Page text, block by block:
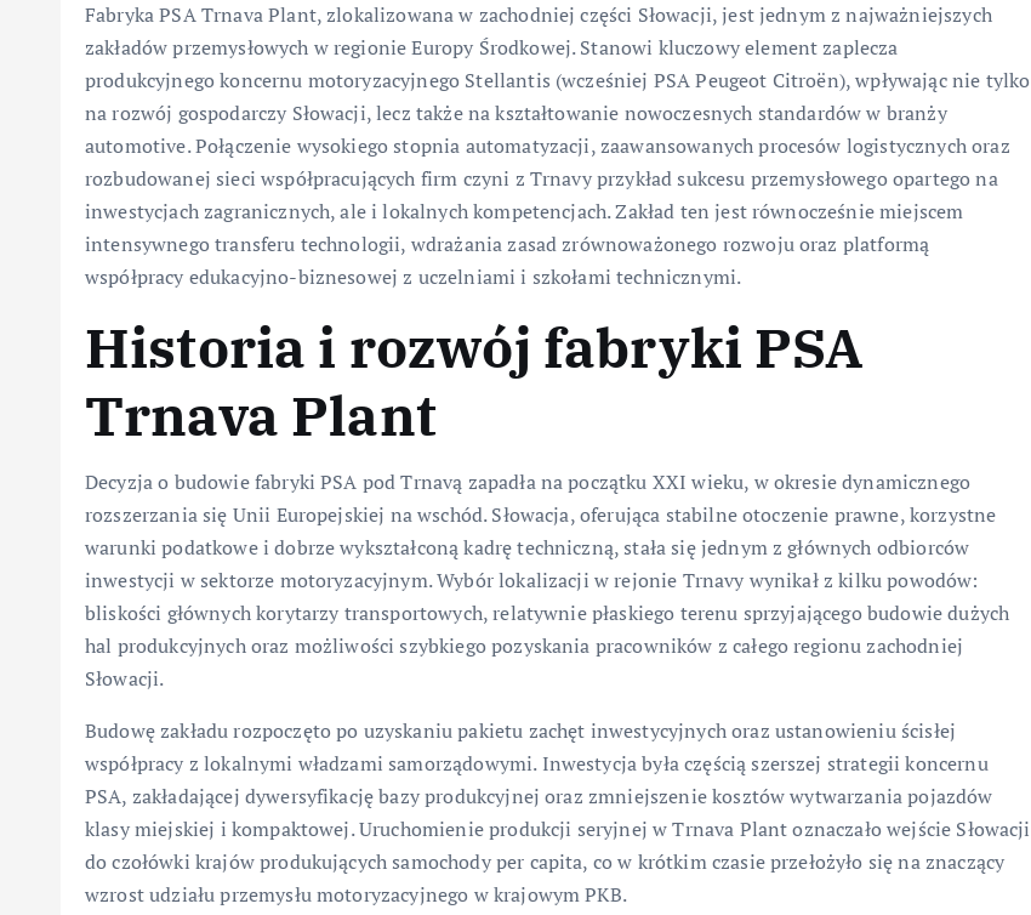
Fabryka PSA Trnava Plant, zlokalizowana w zachodniej części Słowacji, jest jednym z najważniejszych
zakładów przemysłowych w regionie Europy Środkowej. Stanowi kluczowy element zaplecza
produkcyjnego koncernu motoryzacyjnego Stellantis (wcześniej PSA Peugeot Citroën), wpływając nie tylko
na rozwój gospodarczy Słowacji, lecz także na kształtowanie nowoczesnych standardów w branży
automotive. Połączenie wysokiego stopnia automatyzacji, zaawansowanych procesów logistycznych oraz
rozbudowanej sieci współpracujących firm czyni z Trnavy przykład sukcesu przemysłowego opartego na
inwestycjach zagranicznych, ale i lokalnych kompetencjach. Zakład ten jest równocześnie miejscem
intensywnego transferu technologii, wdrażania zasad zrównoważonego rozwoju oraz platformą
współpracy edukacyjno-biznesowej z uczelniami i szkołami technicznymi.
Historia i rozwój fabryki PSA
Trnava Plant
Decyzja o budowie fabryki PSA pod Trnavą zapadła na początku XXI wieku, w okresie dynamicznego
rozszerzania się Unii Europejskiej na wschód. Słowacja, oferująca stabilne otoczenie prawne, korzystne
warunki podatkowe i dobrze wykształconą kadrę techniczną, stała się jednym z głównych odbiorców
inwestycji w sektorze motoryzacyjnym. Wybór lokalizacji w rejonie Trnavy wynikał z kilku powodów:
bliskości głównych korytarzy transportowych, relatywnie płaskiego terenu sprzyjającego budowie dużych
hal produkcyjnych oraz możliwości szybkiego pozyskania pracowników z całego regionu zachodniej
Słowacji.
Budowę zakładu rozpoczęto po uzyskaniu pakietu zachęt inwestycyjnych oraz ustanowieniu ścisłej
współpracy z lokalnymi władzami samorządowymi. Inwestycja była częścią szerszej strategii koncernu
PSA, zakładającej dywersyfikację bazy produkcyjnej oraz zmniejszenie kosztów wytwarzania pojazdów
klasy miejskiej i kompaktowej. Uruchomienie produkcji seryjnej w Trnava Plant oznaczało wejście Słowacji
do czołówki krajów produkujących samochody per capita, co w krótkim czasie przełożyło się na znaczący
wzrost udziału przemysłu motoryzacyjnego w krajowym PKB.